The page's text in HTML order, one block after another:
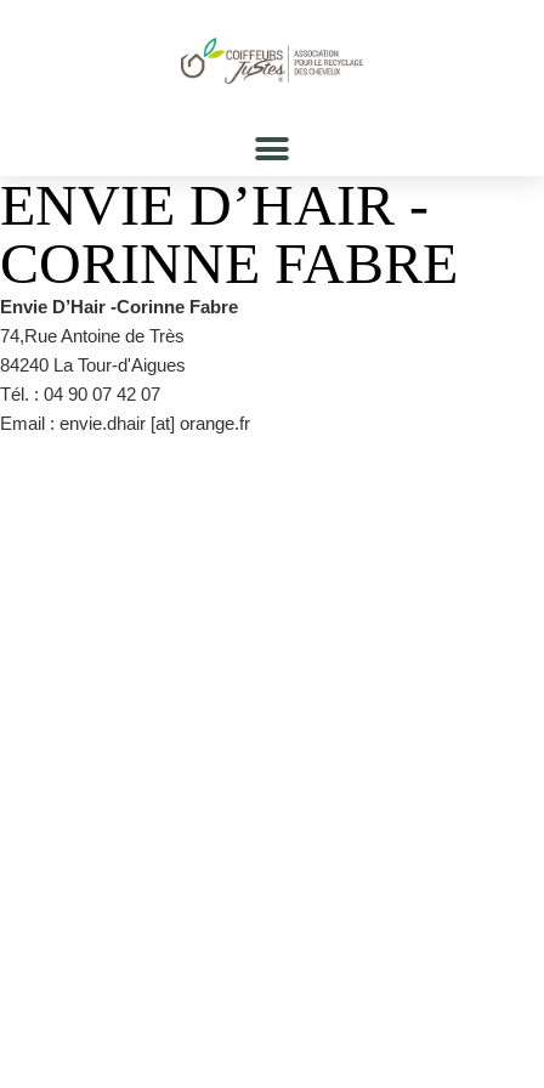
ENVIE D’HAIR -
CORINNE FABRE
Envie D’Hair -Corinne Fabre
74,Rue Antoine de Très
84240 La Tour-d'Aigues
Tél. : 04 90 07 42 07
Email : envie.dhair [at] orange.fr